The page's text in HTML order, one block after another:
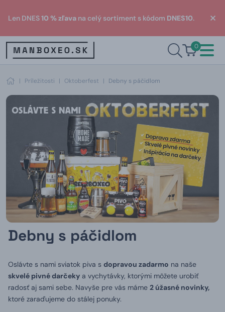
Len DNES10 % zľava na celý sortiment s kódom DNES10.
0
| Príležitosti | Oktoberfest | Debny s páčidlom
Debny s páčidlom
Oslávte s nami sviatok piva s dopravou zadarmo na naše
skvelé pivné darčeky a vychytávky, ktorými môžete urobiť
radosť aj sami sebe. Navyše pre vás máme 2 úžasné novinky,
ktoré zaraďujeme do stálej ponuky.